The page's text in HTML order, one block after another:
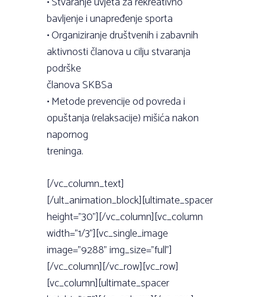
bavljenje i unapređenje sporta
• Organiziranje društvenih i zabavnih
aktivnosti članova u cilju stvaranja
podrške
članova SKBSa
• Metode prevencije od povreda i
opuštanja (relaksacije) mišića nakon
napornog
treninga.
[/vc_column_text]
[/ult_animation_block][ultimate_spacer
height=”30”][/vc_column][vc_column
width=”1/3”][vc_single_image
image=”9288” img_size=”full”]
[/vc_column][/vc_row][vc_row]
[vc_column][ultimate_spacer